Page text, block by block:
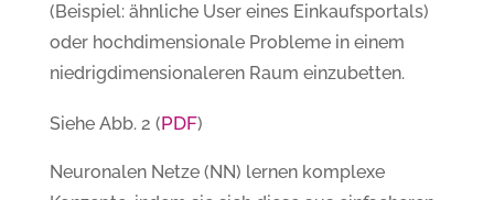
(Beispiel: ähnliche User eines Einkaufsportals)
oder hochdimensionale Probleme in einem
niedrigdimensionaleren Raum einzubetten.
Siehe Abb. 2 (PDF)
Neuronalen Netze (NN) lernen komplexe